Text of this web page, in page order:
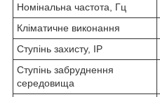
Номінальна частота, Гц
Кліматичне виконання
Ступінь захисту, IP
Ступінь забруднення
середовища